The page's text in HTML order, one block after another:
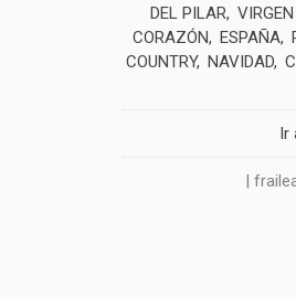
DEL PILAR
CORAZÓN
ESPAÑA
COUNTRY NAVIDAD
Ir
|